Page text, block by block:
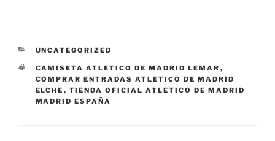
CATEGORÍAS
UNCATEGORIZED
ETIQUETAS
CAMISETA ATLETICO DE MADRID LEMAR ,
COMPRAR ENTRADAS ATLETICO DE MADRID
ELCHE , TIENDA OFICIAL ATLETICO DE MADRID
MADRID ESPAÑA